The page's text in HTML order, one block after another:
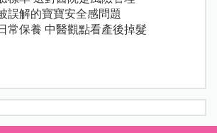
誤解的寶寶安全感問題
常保養 中醫觀點看產後掉髮